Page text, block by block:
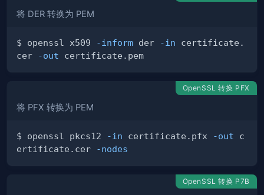
将 DER 转换为 PEM
$ openssl x509 -inform der -in certificate.
cer
-out
OpenSSL 转换 PFX
将 PFX 转换为 PEM
$ openssl pkcs12 -in certificate.pfx -out c
ertificate.cer
-nodes
OpenSSL 转换 P7B